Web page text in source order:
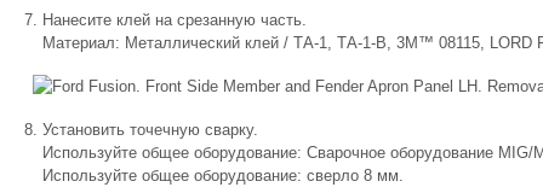
Нанесите клей на срезанную часть.
Материал: Металлический клей / ТА-1, ТА-1-В, 3M™ 08115, LORD
Установить точечную сварку.
Используйте общее оборудование: Сварочное оборудование MIG/
Используйте общее оборудование: сверло 8 мм.